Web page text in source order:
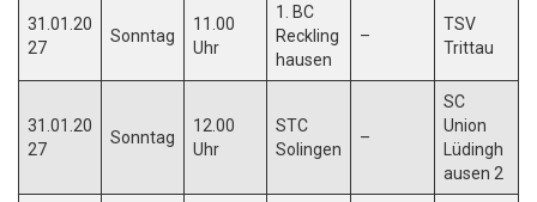
31.01.20
27
Sonntag
11.00
Uhr
1. BC
Reckling
hausen
–
TSV
Trittau
31.01.20
27
Sonntag
12.00
Uhr
STC
Solingen
–
SC
Union
Lüdingh
ausen 2